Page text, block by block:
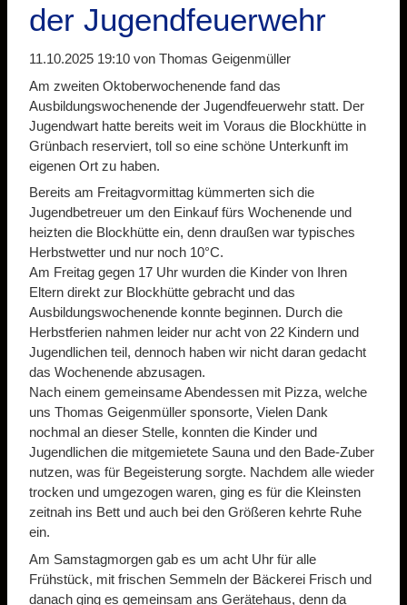
der Jugendfeuerwehr
11.10.2025 19:10 von Thomas Geigenmüller
Am zweiten Oktoberwochenende fand das
Ausbildungswochenende der Jugendfeuerwehr statt. Der
Jugendwart hatte bereits weit im Voraus die Blockhütte in
Grünbach reserviert, toll so eine schöne Unterkunft im
eigenen Ort zu haben.
Bereits am Freitagvormittag kümmerten sich die
Jugendbetreuer um den Einkauf fürs Wochenende und
heizten die Blockhütte ein, denn draußen war typisches
Herbstwetter und nur noch 10°C.
Am Freitag gegen 17 Uhr wurden die Kinder von Ihren
Eltern direkt zur Blockhütte gebracht und das
Ausbildungswochenende konnte beginnen. Durch die
Herbstferien nahmen leider nur acht von 22 Kindern und
Jugendlichen teil, dennoch haben wir nicht daran gedacht
das Wochenende abzusagen.
Nach einem gemeinsame Abendessen mit Pizza, welche
uns Thomas Geigenmüller sponsorte, Vielen Dank
nochmal an dieser Stelle, konnten die Kinder und
Jugendlichen die mitgemietete Sauna und den Bade-Zuber
nutzen, was für Begeisterung sorgte. Nachdem alle wieder
trocken und umgezogen waren, ging es für die Kleinsten
zeitnah ins Bett und auch bei den Größeren kehrte Ruhe
ein.
Am Samstagmorgen gab es um acht Uhr für alle
Frühstück, mit frischen Semmeln der Bäckerei Frisch und
danach ging es gemeinsam ans Gerätehaus, denn da